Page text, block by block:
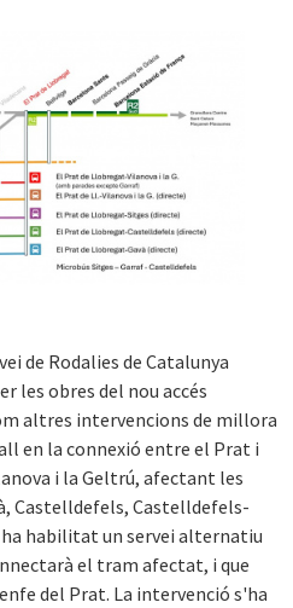
de Rodalies de Catalunya
les obres del nou accés
altres intervencions de millora
en la connexió entre el Prat i
i la Geltrú, afectant les
Castelldefels, Castelldefels-
habilitat un servei alternatiu
el tram afectat, i que
del Prat. La intervenció s'ha